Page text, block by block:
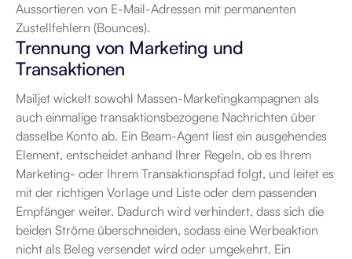
Aussortieren von E-Mail-Adressen mit permanenten
Zustellfehlern (Bounces).
Trennung von Marketing und
Transaktionen
Mailjet wickelt sowohl Massen-Marketingkampagnen als
auch einmalige transaktionsbezogene Nachrichten über
dasselbe Konto ab. Ein Beam-Agent liest ein ausgehendes
Element, entscheidet anhand Ihrer Regeln, ob es Ihrem
Marketing- oder Ihrem Transaktionspfad folgt, und leitet es
mit der richtigen Vorlage und Liste oder dem passenden
Empfänger weiter. Dadurch wird verhindert, dass sich die
beiden Ströme überschneiden, sodass eine Werbeaktion
nicht als Beleg versendet wird oder umgekehrt. Ein